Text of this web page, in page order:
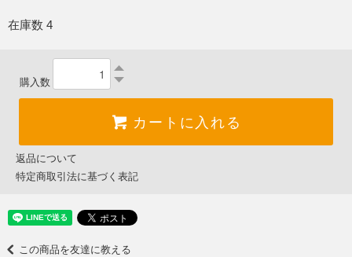
在庫数 4
購入数
カートに入れる
返品について
特定商取引法に基づく表記
この商品を友達に教える